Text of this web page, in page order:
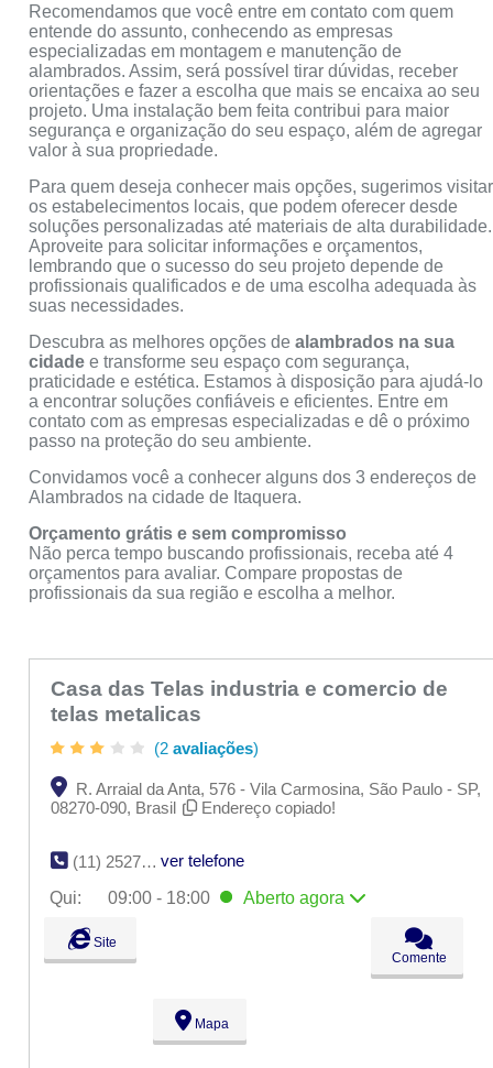
Recomendamos que você entre em contato com quem
entende do assunto, conhecendo as empresas
especializadas em montagem e manutenção de
alambrados. Assim, será possível tirar dúvidas, receber
orientações e fazer a escolha que mais se encaixa ao seu
projeto. Uma instalação bem feita contribui para maior
segurança e organização do seu espaço, além de agregar
valor à sua propriedade.
Para quem deseja conhecer mais opções, sugerimos visitar
os estabelecimentos locais, que podem oferecer desde
soluções personalizadas até materiais de alta durabilidade.
Aproveite para solicitar informações e orçamentos,
lembrando que o sucesso do seu projeto depende de
profissionais qualificados e de uma escolha adequada às
suas necessidades.
Descubra as melhores opções dealambrados na sua
cidade e transforme seu espaço com segurança,
praticidade e estética. Estamos à disposição para ajudá-lo
a encontrar soluções confiáveis e eficientes. Entre em
contato com as empresas especializadas e dê o próximo
passo na proteção do seu ambiente.
Convidamos você a conhecer alguns dos 3 endereços de
Alambrados na cidade de Itaquera.
Orçamento grátis e sem compromisso
Não perca tempo buscando profissionais, receba até 4
orçamentos para avaliar. Compare propostas de
profissionais da sua região e escolha a melhor.
Casa das Telas industria e comercio de
telas metalicas
(2 avaliações)
R. Arraial da Anta, 576 - Vila Carmosina, São Paulo - SP,
08270-090, Brasil
Endereço copiado!
(11) 2527-4532
ver telefone
Qui:
09:00 - 18:00 Aberto agora
Seg:
Ter:
Qua:
09:00 - 18:00
09:00 - 18:00
Fechado
Fechado
Site
Comente
Mapa